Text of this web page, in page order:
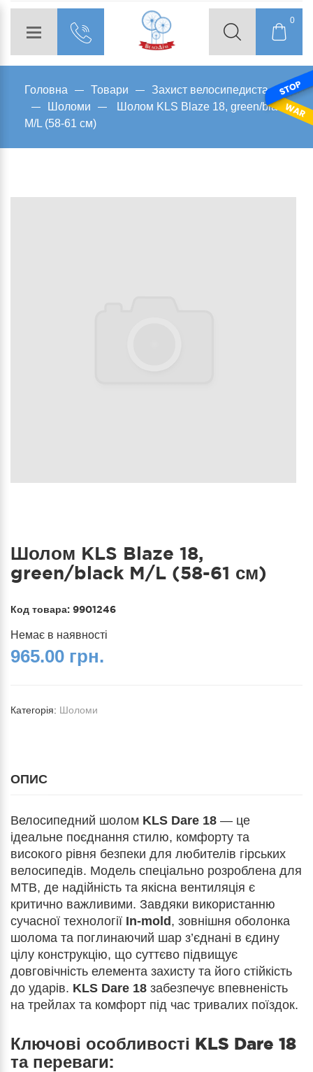
0
Головна Товари
Захист велосипедиста
Шоломи
Шолом KLS Blaze 18, green/black
M/L (58-61 см)
Шолом KLS Blaze 18,
green/black M/L (58-61 см)
Код товара: 9901246
Немає в наявності
965.00 грн.
Категорія: Шоломи
ОПИС
Велосипедний шолом KLS Dare 18 — це
ідеальне поєднання стилю, комфорту та
високого рівня безпеки для любителів гірських
велосипедів. Модель спеціально розроблена для
MTB, де надійність та якісна вентиляція є
критично важливими. Завдяки використанню
сучасної технології In-mold , зовнішня оболонка
шолома та поглинаючий шар з’єднані в єдину
цілу конструкцію, що суттєво підвищує
довговічність елемента захисту та його стійкість
до ударів. KLS Dare 18 забезпечує впевненість
на трейлах та комфорт під час тривалих поїздок.
Ключові особливості KLS Dare 18
та переваги: